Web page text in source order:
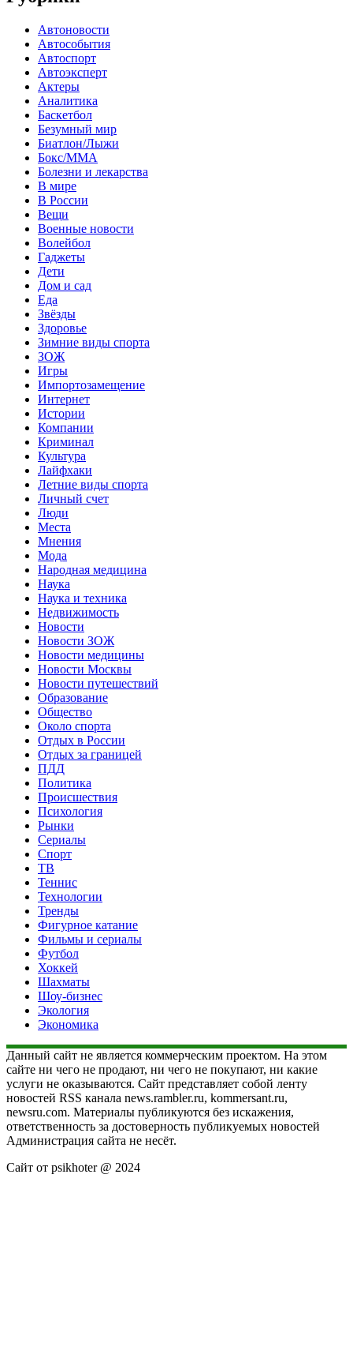
Автоновости
Автособытия
Автоспорт
Автоэксперт
Актеры
Аналитика
Баскетбол
Безумный мир
Биатлон/Лыжи
Бокс/MMA
Болезни и лекарства
В мире
В России
Вещи
Военные новости
Волейбол
Гаджеты
Дети
Дом и сад
Еда
Звёзды
Здоровье
Зимние виды спорта
ЗОЖ
Игры
Импортозамещение
Интернет
Истории
Компании
Криминал
Культура
Лайфхаки
Летние виды спорта
Личный счет
Люди
Места
Мнения
Мода
Народная медицина
Наука
Наука и техника
Недвижимость
Новости
Новости ЗОЖ
Новости медицины
Новости Москвы
Новости путешествий
Образование
Общество
Около спорта
Отдых в России
Отдых за границей
ПДД
Политика
Происшествия
Психология
Рынки
Сериалы
Спорт
ТВ
Теннис
Технологии
Тренды
Фигурное катание
Фильмы и сериалы
Футбол
Хоккей
Шахматы
Шоу-бизнес
Экология
Экономика
Данный сайт не является коммерческим проектом. На этом
сайте ни чего не продают, ни чего не покупают, ни какие
услуги не оказываются. Сайт представляет собой ленту
новостей RSS канала news.rambler.ru, kommersant.ru,
newsru.com. Материалы публикуются без искажения,
ответственность за достоверность публикуемых новостей
Администрация сайта не несёт.
Сайт от psikhoter @ 2024